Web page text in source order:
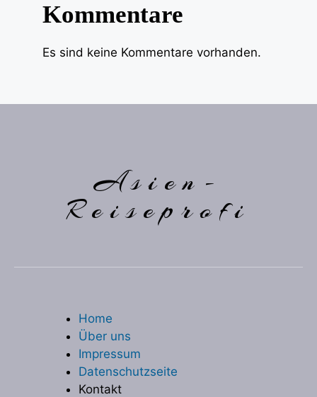
Kommentare
Es sind keine Kommentare vorhanden.
Asien-
Reiseprofi
Home
Über uns
Impressum
Datenschutzseite
Kontakt